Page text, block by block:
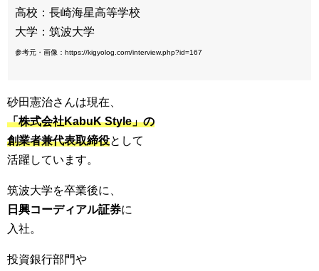
高校：長崎海星高等学校
大学：筑波大学
参考元・画像：https://kigyolog.com/interview.php?id=167
砂田憲治さんは現在、
「株式会社KabuK Style」の
創業者兼代表取締役として
活躍しています。
筑波大学を卒業後に、
日興コーディアル証券に
入社。
投資銀行部門や